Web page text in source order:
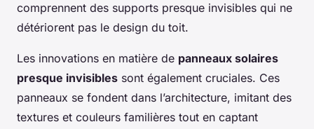
comprennent des supports presque invisibles qui ne
détériorent pas le design du toit.
Les innovations en matière de panneaux solaires
presque invisibles sont également cruciales. Ces
panneaux se fondent dans l’architecture, imitant des
textures et couleurs familières tout en captant